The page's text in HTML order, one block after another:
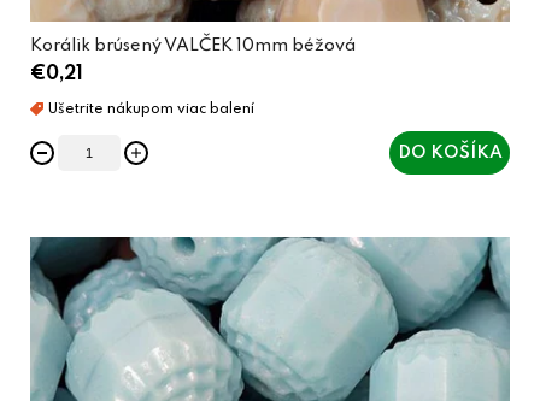
Korálik brúsený VALČEK 10mm béžová
€0,21
DO KOŠÍKA